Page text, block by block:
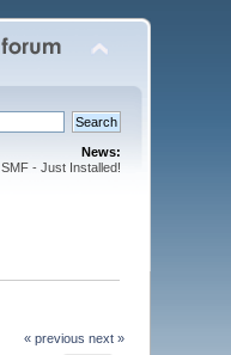
News:
SMF - Just Installed!
« previous next »